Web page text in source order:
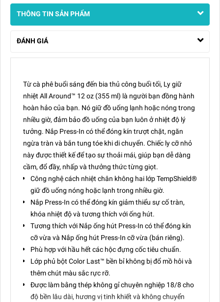
THÔNG TIN SẢN PHẨM
ĐÁNH GIÁ
Từ cà phê buổi sáng đến bia thủ công buổi tối, Ly giữ
nhiệt All Around™ 12 oz (355 ml) là người bạn đồng hành
hoàn hảo của bạn. Nó giữ đồ uống lạnh hoặc nóng trong
nhiều giờ, đảm bảo đồ uống của bạn luôn ở nhiệt độ lý
tưởng. Nắp Press-In có thể đóng kín trượt chặt, ngăn
ngừa tràn và bắn tung tóe khi di chuyển. Chiếc ly cỡ nhỏ
này được thiết kế để tạo sự thoải mái, giúp bạn dễ dàng
cầm, đổ đầy, nhấp và thưởng thức từng giọt.
Công nghệ cách nhiệt chân không hai lớp TempShield®️
giữ đồ uống nóng hoặc lạnh trong nhiều giờ.
Nắp Press-In có thể đóng kín giảm thiểu sự cố tràn,
khóa nhiệt độ và tương thích với ống hút.
Tương thích với Nắp ống hút Press-In có thể đóng kín
cỡ vừa và Nắp ống hút Press-In cỡ vừa (bán riêng).
Phù hợp với hầu hết các hộc đựng cốc tiêu chuẩn.
Lớp phủ bột Color Last™ bền bỉ không bị đổ mồ hôi và
thêm chút màu sắc rực rỡ.
Được làm bằng thép không gỉ chuyên nghiệp 18/8 cho
độ bền lâu dài, hương vị tinh khiết và không chuyển